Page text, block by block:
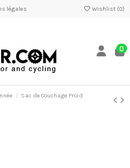
légales Wishlist (0)
0
Sac de Couchage Froid